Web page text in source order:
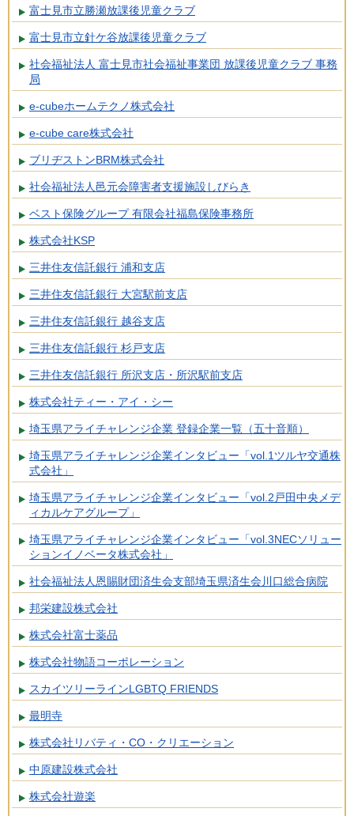
富士見市立勝瀬放課後児童クラブ
富士見市立針ケ谷放課後児童クラブ
社会福祉法人 富士見市社会福祉事業団 放課後児童クラブ 事務
局
e-cubeホームテクノ株式会社
e-cube care株式会社
ブリヂストンBRM株式会社
社会福祉法人邑元会障害者支援施設しびらき
ベスト保険グループ 有限会社福島保険事務所
株式会社KSP
三井住友信託銀行 浦和支店
三井住友信託銀行 大宮駅前支店
三井住友信託銀行 越谷支店
三井住友信託銀行 杉戸支店
三井住友信託銀行 所沢支店・所沢駅前支店
株式会社ティー・アイ・シー
埼玉県アライチャレンジ企業 登録企業一覧（五十音順）
埼玉県アライチャレンジ企業インタビュー「vol.1ツルヤ交通株
式会社」
埼玉県アライチャレンジ企業インタビュー「vol.2戸田中央メデ
ィカルケアグループ」
埼玉県アライチャレンジ企業インタビュー「vol.3NECソリュー
ションイノベータ株式会社」
社会福祉法人恩賜財団済生会支部埼玉県済生会川口総合病院
邦栄建設株式会社
株式会社富士薬品
株式会社物語コーポレーション
スカイツリーラインLGBTQ FRIENDS
最明寺
株式会社リバティ・CO・クリエーション
中原建設株式会社
株式会社遊楽